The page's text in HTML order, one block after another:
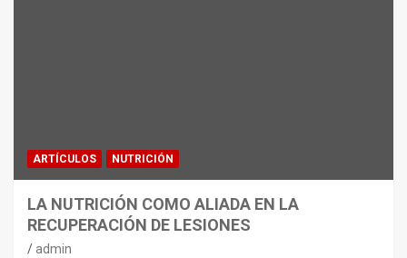
ARTÍCULOS NUTRICIÓN
LA NUTRICIÓN COMO ALIADA EN LA
RECUPERACIÓN DE LESIONES
admin